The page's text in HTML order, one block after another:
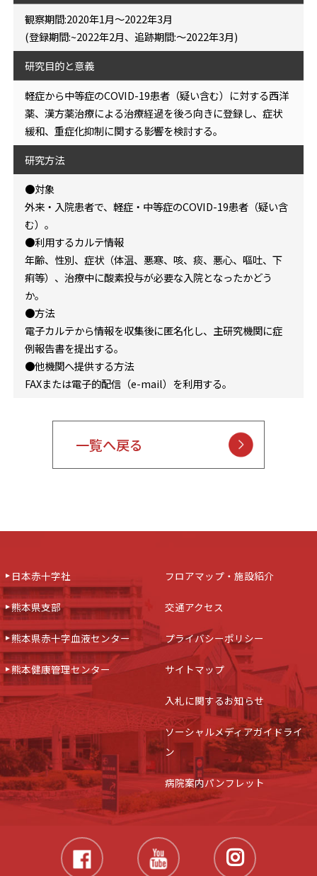
観察期間:2020年1月〜2022年3月
(登録期間:~2022年2月、追跡期間:〜2022年3月)
研究目的と意義
軽症から中等症のCOVID-19患者（疑い含む）に対する西洋
薬、漢方薬治療による治療経過を後ろ向きに登録し、症状
緩和、重症化抑制に関する影響を検討する。
研究方法
●対象
外来・入院患者で、軽症・中等症のCOVID-19患者（疑い含
む）。
●利用するカルテ情報
年齢、性別、症状（体温、悪寒、咳、痰、悪心、嘔吐、下
痢等）、治療中に酸素投与が必要な入院となったかどう
か。
●方法
電子カルテから情報を収集後に匿名化し、主研究機関に症
例報告書を提出する。
●他機関へ提供する方法
FAXまたは電子的配信（e-mail）を利用する。
一覧へ戻る
日本赤十字社
熊本県支部
熊本県赤十字血液センター
熊本健康管理センター
フロアマップ・施設紹介
交通アクセス
プライバシーポリシー
サイトマップ
入札に関するお知らせ
ソーシャルメディアガイドライ
ン
病院案内パンフレット